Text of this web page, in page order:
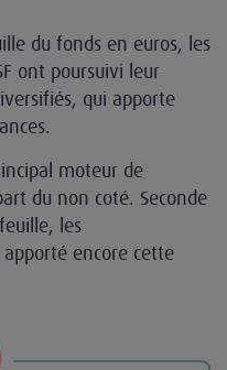
du fonds en euros, les
ont poursuivi leur
qui apporte
moteur de
du non coté. Seconde
les
encore cette